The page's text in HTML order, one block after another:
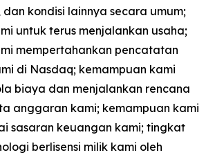
dan kondisi lainnya secara umum;
untuk terus menjalankan usaha;
mempertahankan pencatatan
di Nasdaq; kemampuan kami
biaya dan menjalankan rencana
anggaran kami; kemampuan kami
sasaran keuangan kami; tingkat
berlisensi milik kami oleh